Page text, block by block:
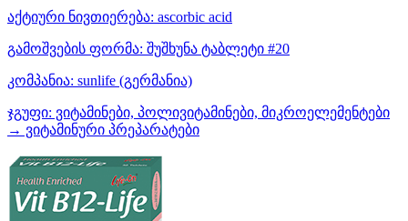
აქტიური ნივთიერება: ascorbic acid
გამოშვების ფორმა: შუშხუნა ტაბლეტი #20
კომპანია: sunlife (გერმანია)
ჯგუფი: ვიტამინები, პოლივიტამინები, მიკროელემენტები
→ ვიტამინური პრეპარატები